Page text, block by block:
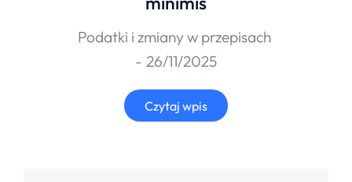
Podatki i zmiany w przepisach
26/11/2025
Czytaj wpis